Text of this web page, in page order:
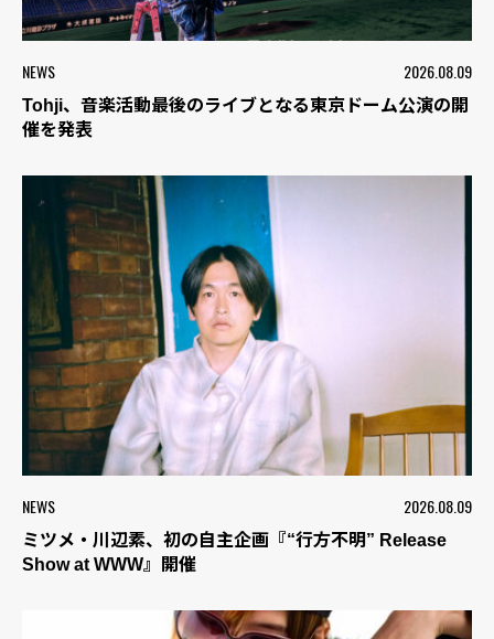
NEWS 2026.08.09
Tohji、音楽活動最後のライブとなる東京ドーム公演の開
催を発表
NEWS 2026.08.09
ミツメ・川辺素、初の自主企画『“行方不明” Release
Show at WWW』開催